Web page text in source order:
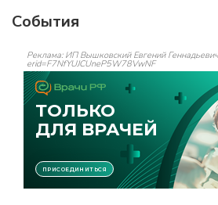
События
Реклама: ИП Вышковский Евгений
erid=F7NfYUJCUneP5W78VwNF